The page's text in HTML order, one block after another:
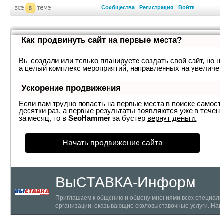
Сообщества Регистрация Войти
Как продвинуть сайт на первые места?
Вы создали или только планируете создать свой сайт, но
а целый комплекс мероприятий, направленных на
Ускорение продвижения
Если вам трудно попасть на первые места в поиске
десятки раз, а первые результаты появляются уже в
за месяц, то в SeoHammerза бустер вернут деньги.
Начать продвижение сайта
ВыСТАВКА-Информ
Приглашаем к общению и обмену мнениями всех
организации, оказывающие околовыставочные услуги.